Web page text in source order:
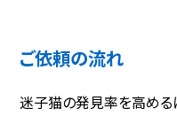
ご依頼の流れ
迷子猫の発見率を高める